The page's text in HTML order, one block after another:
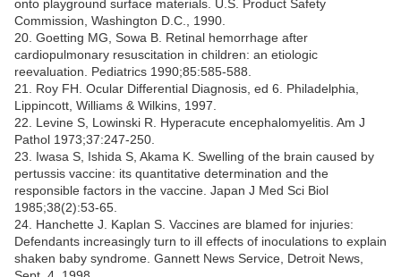
onto playground surface materials. U.S. Product Safety
Commission, Washington D.C., 1990.
20. Goetting MG, Sowa B. Retinal hemorrhage after
cardiopulmonary resuscitation in children: an etiologic
reevaluation. Pediatrics 1990;85:585-588.
21. Roy FH. Ocular Differential Diagnosis, ed 6. Philadelphia,
Lippincott, Williams & Wilkins, 1997.
22. Levine S, Lowinski R. Hyperacute encephalomyelitis. Am J
Pathol 1973;37:247-250.
23. Iwasa S, Ishida S, Akama K. Swelling of the brain caused by
pertussis vaccine: its quantitative determination and the
responsible factors in the vaccine. Japan J Med Sci Biol
1985;38(2):53-65.
24. Hanchette J. Kaplan S. Vaccines are blamed for injuries:
Defendants increasingly turn to ill effects of inoculations to explain
shaken baby syndrome. Gannett News Service, Detroit News,